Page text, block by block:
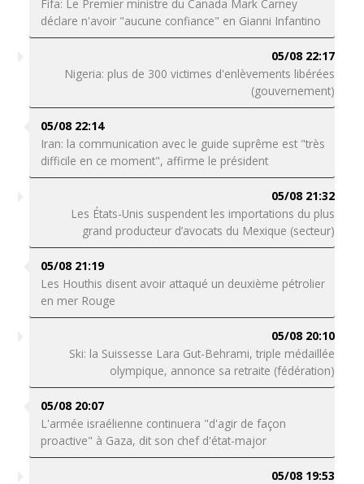
Fifa: Le Premier ministre du Canada Mark Carney
déclare n'avoir "aucune confiance" en Gianni Infantino
05/08 22:17
Nigeria: plus de 300 victimes d'enlèvements libérées
(gouvernement)
05/08 22:14
Iran: la communication avec le guide suprême est "très
difficile en ce moment", affirme le président
05/08 21:32
Les États-Unis suspendent les importations du plus
grand producteur d’avocats du Mexique (secteur)
05/08 21:19
Les Houthis disent avoir attaqué un deuxième pétrolier
en mer Rouge
05/08 20:10
Ski: la Suissesse Lara Gut-Behrami, triple médaillée
olympique, annonce sa retraite (fédération)
05/08 20:07
L'armée israélienne continuera "d'agir de façon
proactive" à Gaza, dit son chef d'état-major
05/08 19:53